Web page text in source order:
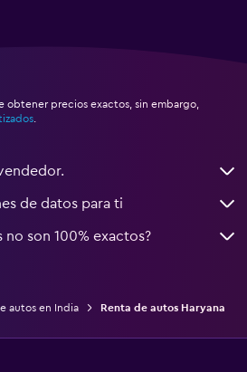
obtener precios exactos, sin embargo,
.
de datos para ti
son 100% exactos?
autos en India Renta de autos Haryana